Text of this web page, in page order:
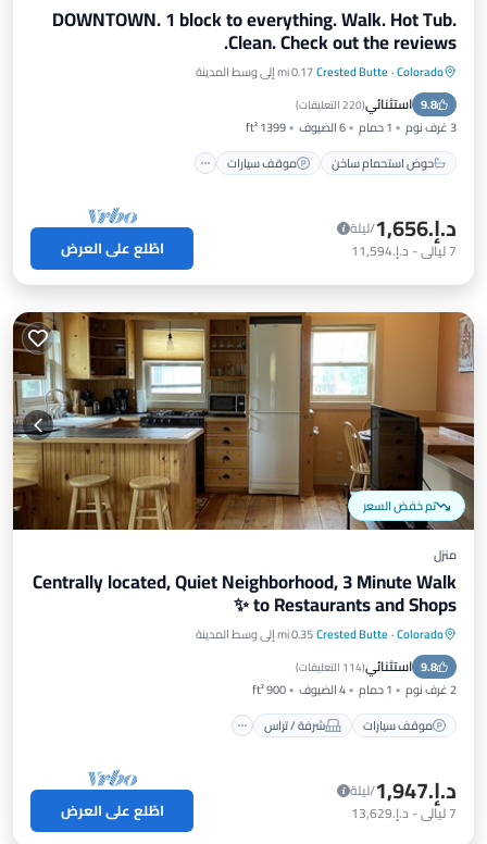
DOWNTOWN. 1 block to everything. Walk. Hot Tub.
Clean. Check out the reviews.
Colorado
·
Crested Butte0.17 mi إلى وسط المدينة
9.8 استثنائي(220 التعليقات )
3 غرف نوم 1 حمام 6 الضيوف
1399 ft²
حوض استحمام ساخن
موقف سيارات
حوض استحمام ساخن
موقف سيارات
شرفة / تراس
د.إ.‏1,656
/ليلة
7ليالي- د.إ.‏11,594 اطّلع على العرض
تم خفض السعر
منزل
Centrally located, Quiet Neighborhood, 3 Minute Walk
to Restaurants and Shops ✨
Colorado
·
Crested Butte0.35 mi إلى وسط المدينة
9.8 استثنائي(114 التعليقات )
2 غرف نوم 1 حمام 4 الضيوف
900 ft²
موقف سيارات
شرفة / تراس
موقف سيارات شرفة / تراس
إنترنت
د.إ.‏1,947
/ليلة
7ليالي- د.إ.‏13,629 اطّلع على العرض